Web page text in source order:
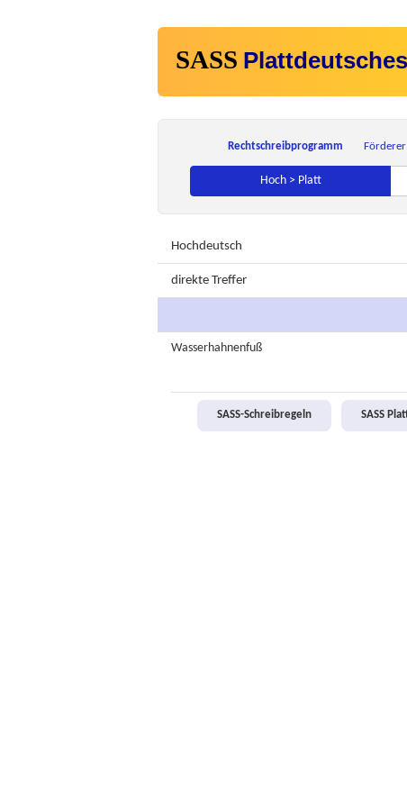
SASS Plattdeutsches
Rechtschreibprogramm Förderer
Hoch > Platt
Hochdeutsch
direkte Treffer
Wasserhahnenfuß
SASS-Schreibregeln SASS